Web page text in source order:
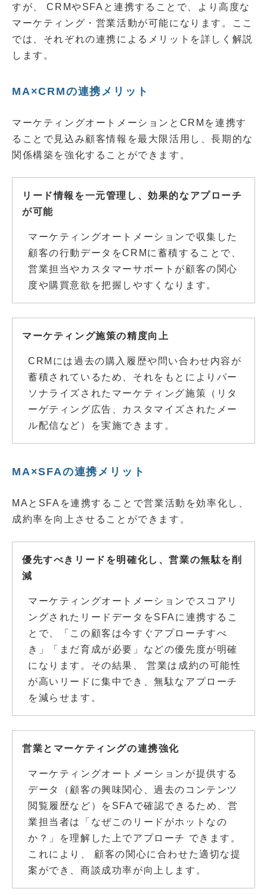
すが、 CRMやSFAと連携することで、より高度な
マーケティング・営業活動が可能になります。ここ
では、それぞれの連携によるメリットを詳しく解説
します。
MA×CRMの連携メリット
マーケティングオートメーションとCRMを連携す
ることで見込み顧客情報を最大限活用し、長期的な
関係構築を強化することができます。
リード情報を一元管理し、効果的なアプローチ
が可能
マーケティングオートメーションで収集した
顧客の行動データをCRMに蓄積することで、
営業担当やカスタマーサポートが顧客の関心
度や購買意欲を把握しやすくなります。
マーケティング施策の精度向上
CRMには過去の購入履歴や問い合わせ内容が
蓄積されているため、それをもとによりパー
ソナライズされたマーケティング施策（リタ
ーゲティング広告、カスタマイズされたメー
ル配信など）を実施できます。
MA×SFAの連携メリット
MAとSFAを連携することで営業活動を効率化し、
成約率を向上させることができます。
優先すべきリードを明確化し、営業の無駄を削
減
マーケティングオートメーションでスコアリ
ングされたリードデータをSFAに連携するこ
とで、「この顧客は今すぐアプローチすべ
き」「まだ育成が必要」などの優先度が明確
になります。その結果、 営業は成約の可能性
が高いリードに集中でき、無駄なアプローチ
を減らせます。
営業とマーケティングの連携強化
マーケティングオートメーションが提供する
データ（顧客の興味関心、過去のコンテンツ
閲覧履歴など）をSFAで確認できるため、営
業担当者は「なぜこのリードがホットなの
か？」を理解した上でアプローチ できます。
これにより、 顧客の関心に合わせた適切な提
案ができ、商談成功率が向上します。